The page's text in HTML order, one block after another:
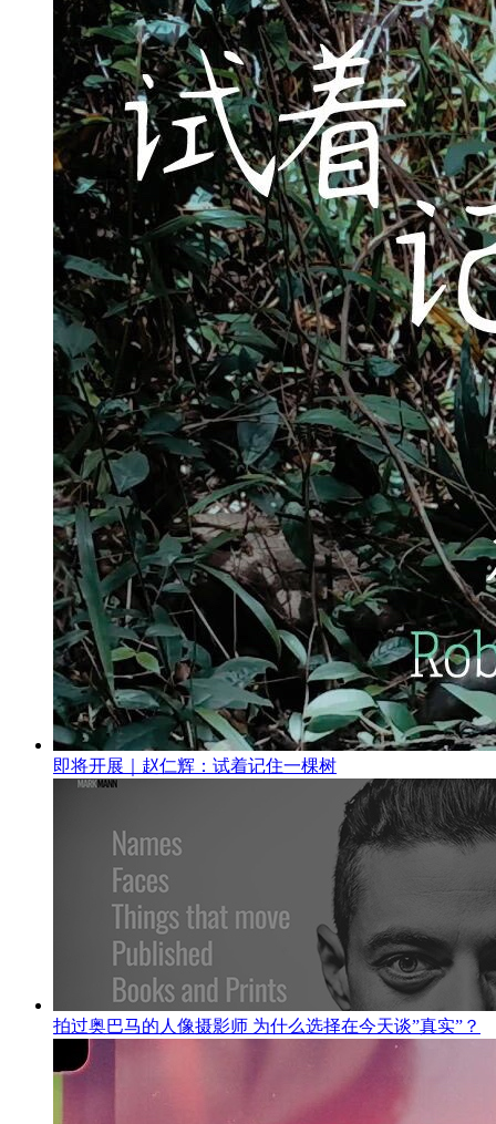
即将开展｜赵仁辉：试着记住一棵树
拍过奥巴马的人像摄影师 为什么选择在今天谈”真实”？